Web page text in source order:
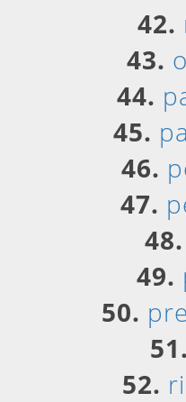
42.
43.
44.
45.
46.
47.
48.
49.
50.
51.
52.